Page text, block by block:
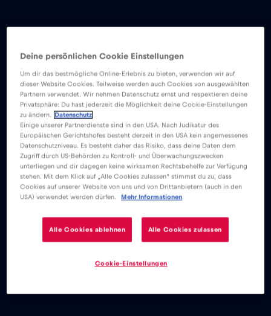
Deine persönlichen Cookie Einstellungen
Um dir das bestmögliche Online-Erlebnis zu bieten, verwenden wir auf
dieser Website Cookies. Teilweise werden auch Cookies von ausgewählten
Partnern verwendet. Wir nehmen Datenschutz ernst und respektieren deine
Privatsphäre: Du hast jederzeit die Möglichkeit deine Cookie-Einstellungen
zu ändern.
Datenschutz
Einige unserer Partnerdienste sind in den USA. Nach Judikatur des
Europäischen Gerichtshofes besteht derzeit in den USA kein angemessenes
Datenschutzniveau. Es besteht daher das Risiko, dass deine Daten dem
Zugriff durch US-Behörden zu Kontroll- und Überwachungszwecken
unterliegen und dir dagegen keine wirksamen Rechtsbehelfe zur Verfügung
stehen. Mit dem Klick auf „Alle Cookies zulassen“ stimmst du zu, dass
Cookies auf unserer Website von uns und von Drittanbietern (auch in den
USA) verwendet werden dürfen.
Mehr Informationen
Alle Cookies ablehnen Alle Cookies zulassen
Cookie-Einstellungen